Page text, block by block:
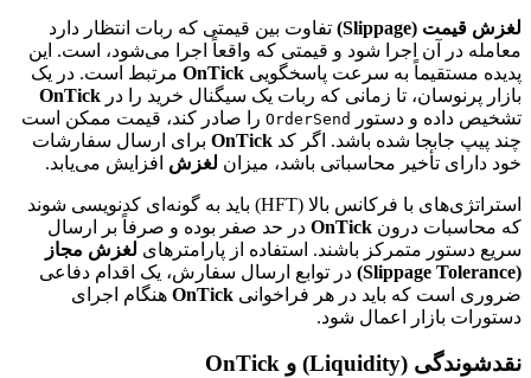
لغزش قیمت (Slippage)
تفاوت بین قیمتی که ربات انتظار دارد
معامله در آن اجرا شود و قیمتی که واقعاً اجرا می‌شود، است. این
پدیده مستقیماً به سرعت پاسخگویی OnTick مرتبط است. در یک
بازار پرنوسان، تا زمانی که ربات یک سیگنال خرید را در OnTick
تشخیص داده و دستور
OrderSend را صادر کند، قیمت ممکن است
چند پیپ جابجا شده باشد. اگر کد OnTick برای ارسال سفارشات
خود دارای تأخیر محاسباتی باشد، میزان لغزش افزایش می‌یابد.
استراتژی‌های با فرکانس بالا (HFT) باید به گونه‌ای کدنویسی شوند
که محاسبات درون OnTick در حد صفر بوده و صرفاً بر ارسال
سریع دستور متمرکز باشند. استفاده از پارامترهای لغزش مجاز
(Slippage Tolerance)
در توابع ارسال سفارش، یک اقدام دفاعی
ضروری است که باید در هر فراخوانی OnTick هنگام اجرای
دستورات بازار اعمال شود.
نقدشوندگی (Liquidity) و OnTick